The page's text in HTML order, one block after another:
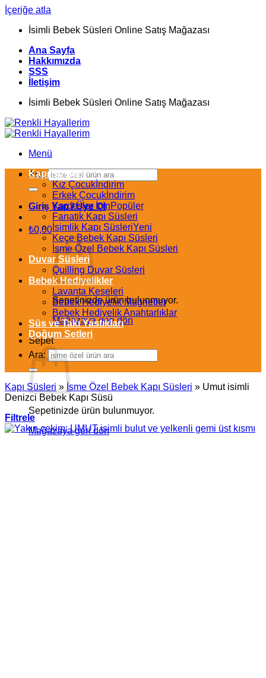
İçeriğe atla
İsimli Bebek Süsleri Online Satış Mağazası
Ana Sayfa
Hakkımızda
SSS
İletişim
İsimli Bebek Süsleri Online Satış Mağazası
Menü
Ara:
Giriş Yap / Üye Ol
₺0,00
Sepetinizde ürün bulunmuyor.
Mağazaya geri dön
Sepet
Sepetinizde ürün bulunmuyor.
Mağazaya geri dön
Kapı Süsleri
Kız Çocuk
Erkek Çocuk
Kardeşler İçin
Fanatik Kapı Süsleri
İsimlik Kapı Süsleri
Keçe Bebek Kapı Süsleri
İsme Özel Bebek Kapı Süsleri
Duvar Süsleri
Quilling Duvar Süsleri
Bebek Hediyelikler
Lavanta Keseleri
Bebek Hediyelik Magnetler
Bebek Hediyelik Anahtarlıklar
Süs ve Takı Yastıkları
Doğum Setleri
Ara:
Kapı Süsleri » İsme Özel Bebek Kapı Süsleri » Umut isimli
Denizci Bebek Kapı Süsü
Filtrele